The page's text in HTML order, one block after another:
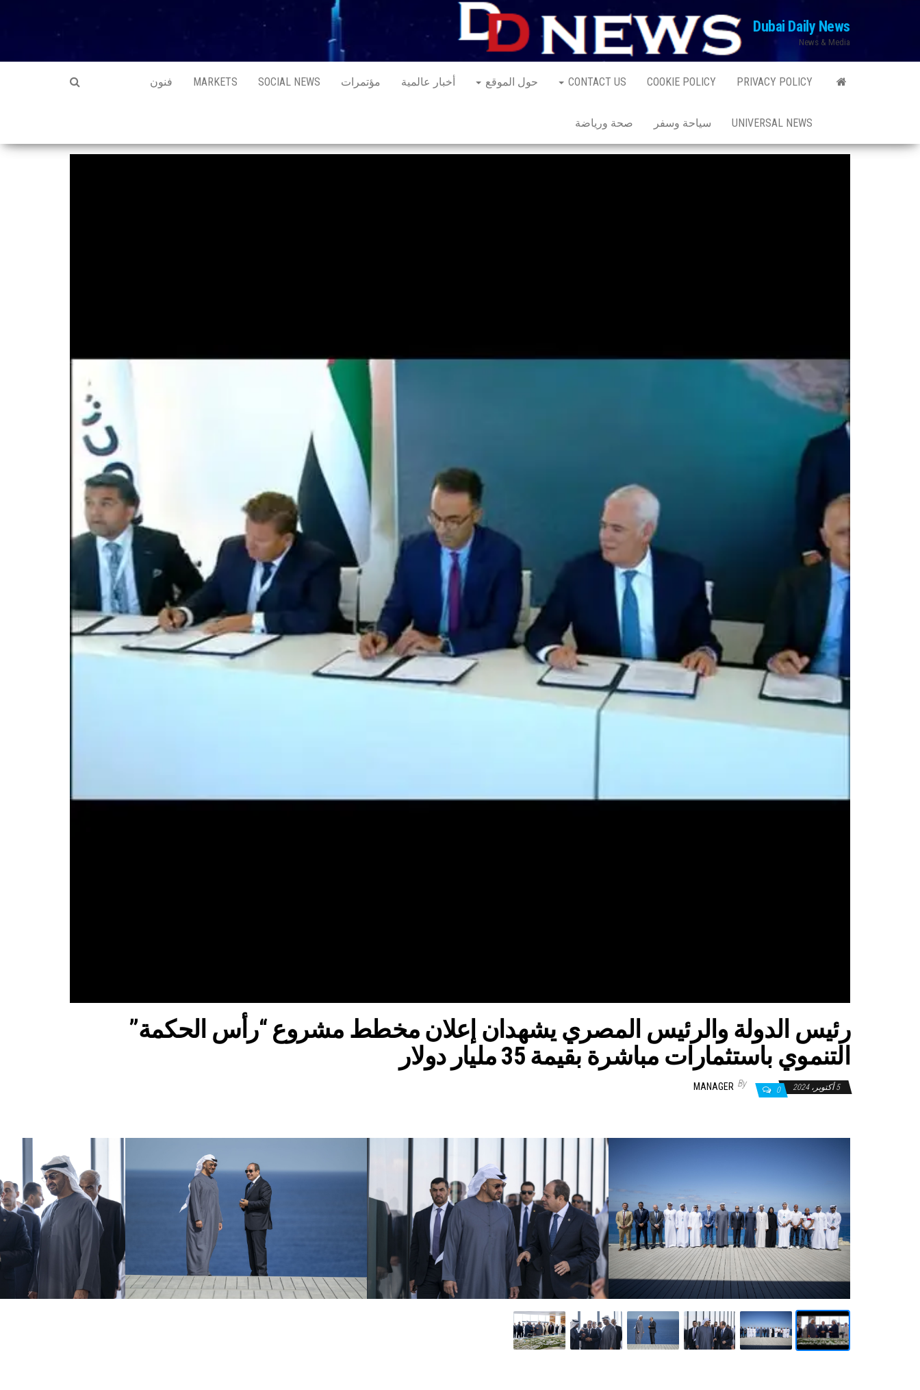
content
Dubai Daily News
News & Media
PRIVACY POLICY
COOKIE POLICY
CONTACT US حول الموقع أخبار عالمية مؤتمرات SOCIAL NEWS
MARKETS فنون
UNIVERSAL NEWS سياحة وسفر صحة ورياضة
رئيس الدولة والرئيس المصري يشهدان إعلان مخطط مشروع “رأس الحكمة”
التنموي باستثمارات مباشرة بقيمة 35 مليار دولار
5 أكتوبر، 2024 0
By
MANAGER